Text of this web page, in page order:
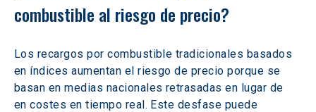
combustible al riesgo de precio?
Los recargos por combustible tradicionales basados
en índices aumentan el riesgo de precio porque se
basan en medias nacionales retrasadas en lugar de
en costes en tiempo real. Este desfase puede